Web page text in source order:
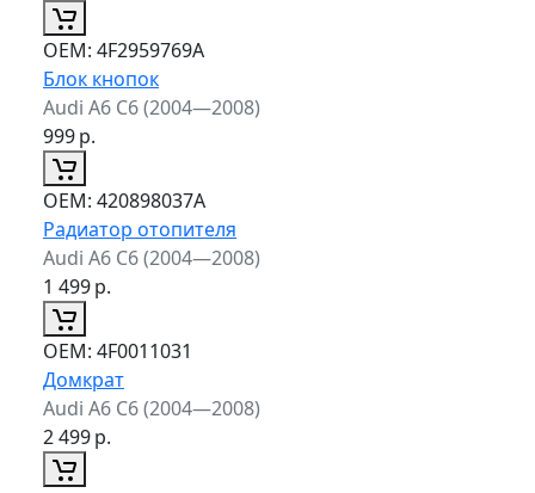
ОЕМ: 4F2959769A
Блок кнопок
Audi A6 C6 (2004—2008)
999р.
ОЕМ: 420898037A
Радиатор отопителя
Audi A6 C6 (2004—2008)
1 499р.
ОЕМ: 4F0011031
Домкрат
Audi A6 C6 (2004—2008)
2 499р.